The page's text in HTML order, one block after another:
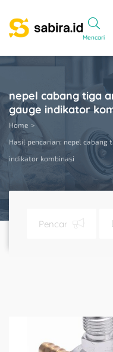
Mencari
nepel cabang tiga
gauge indikator
Home
Hasil pencarian: nepel cabang
indikator kombinasi